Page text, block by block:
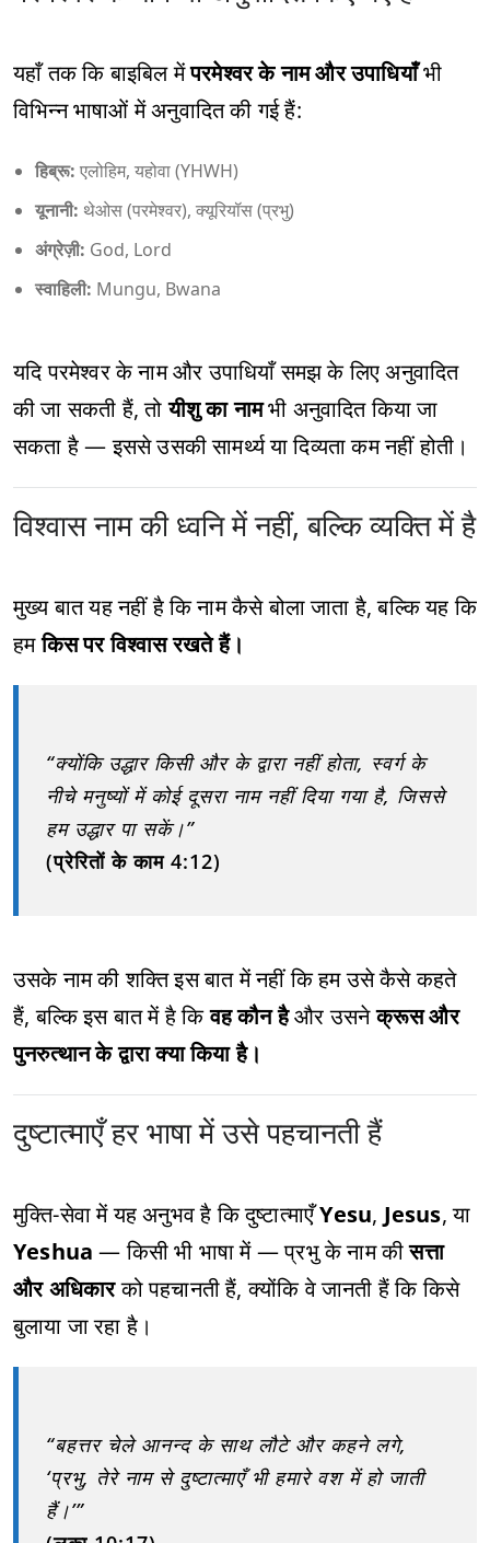
यहाँ तक कि बाइबिल मेंपरमेश्वर के नाम और उपाधियाँभी
विभिन्न भाषाओं में अनुवादित की गई हैं:
हिब्रू: एलोहिम, यहोवा (YHWH)
यूनानी: थेओस (परमेश्वर), क्यूरियॉस (प्रभु)
अंग्रेज़ी: God, Lord
स्वाहिली: Mungu, Bwana
यदि परमेश्वर के नाम और उपाधियाँ समझ के लिए अनुवादित
की जा सकती हैं, तोयीशु का नामभी अनुवादित किया जा
सकता है — इससे उसकी सामर्थ्य या दिव्यता कम नहीं होती।
विश्वास नाम की ध्वनि में नहीं, बल्कि व्यक्ति में है
मुख्य बात यह नहीं है कि नाम कैसे बोला जाता है, बल्कि यह कि
हमकिस पर विश्वास रखते हैं।
“क्योंकि उद्धार किसी और के द्वारा नहीं होता, स्वर्ग के
नीचे मनुष्यों में कोई दूसरा नाम नहीं दिया गया है, जिससे
हम उद्धार पा सकें।”
(प्रेरितों के काम 4:12)
उसके नाम की शक्ति इस बात में नहीं कि हम उसे कैसे कहते
हैं, बल्कि इस बात में है किवह कौन हैऔर उसनेक्रूस और
पुनरुत्थान के द्वारा क्या किया है।
दुष्टात्माएँ हर भाषा में उसे पहचानती हैं
मुक्ति-सेवा में यह अनुभव है कि दुष्टात्माएँYesu, Jesus, या
Yeshua — किसी भी भाषा में — प्रभु के नाम कीसत्ता
और अधिकारको पहचानती हैं, क्योंकि वे जानती हैं कि किसे
बुलाया जा रहा है।
“बहत्तर चेले आनन्द के साथ लौटे और कहने लगे,
‘प्रभु, तेरे नाम से दुष्टात्माएँ भी हमारे वश में हो जाती
हैं।’”